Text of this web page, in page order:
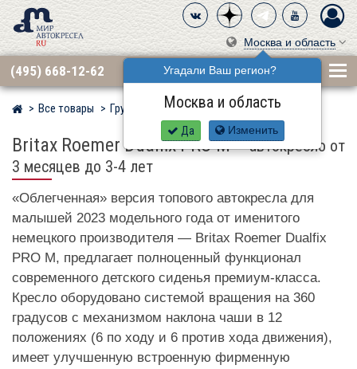
Москва и область
Угадали Ваш регион?
Москва и область
Да Изменить
(495) 668-12-62
Мир детских автокресел
Все товары Группа 0·1 (до 18 кг) BRITAX RÖMER
Britax Roemer Dualfix PRO M–автокресло от
3 месяцев до 3-4 лет
«Облегченная» версия топового автокресла для
малышей 2023 модельного года от именитого
немецкого производителя — Britax Roemer Dualfix
PRO M, предлагает полноценный функционал
современного детского сиденья премиум-класса.
Кресло оборудовано системой вращения на 360
градусов с механизмом наклона чаши в 12
положениях (6 по ходу и 6 против хода движения),
имеет улучшенную встроенную фирменную